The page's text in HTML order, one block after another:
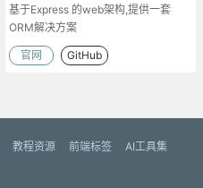
基于Express 的web架构,提供一套
ORM解决方案
官网 GitHub
教程资源 前端标签
AI工具集